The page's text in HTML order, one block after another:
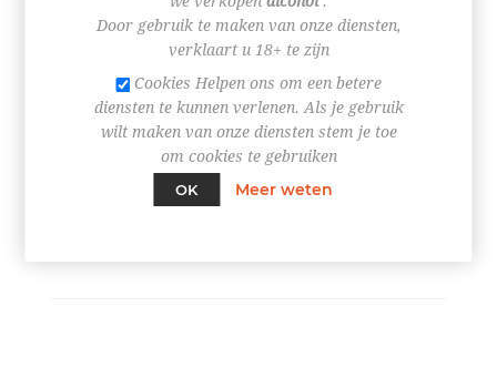
BESTEL NU!
Door gebruik te maken van onze diensten,
verklaart u 18+ te zijn
Cookies Helpen ons om een betere
diensten te kunnen verlenen. Als je gebruik
wilt maken van onze diensten stem je toe
om cookies te gebruiken
OK
Meer weten